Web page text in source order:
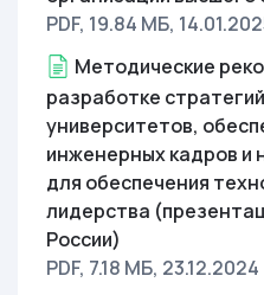
PDF, 19.84 МБ,
Методические
разработке
университетов,
инженерных кадров и
для обеспечения
лидерства
России)
PDF, 7.18 МБ, 23.12.2024